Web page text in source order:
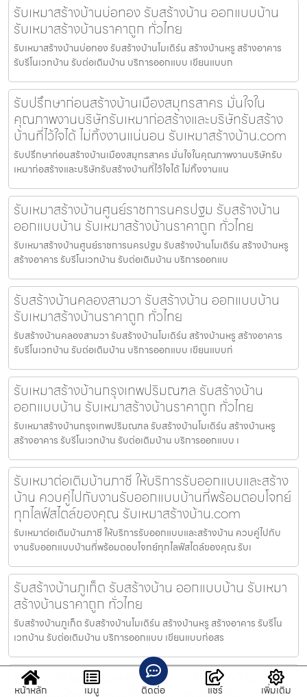
รับเหมาสร้างบ้านบ่อทอง รับสร้างบ้าน ออกแบบบ้าน
รับเหมาสร้างบ้านราคาถูก ทั่วไทย
รับเหมาสร้างบ้านบ่อทอง รับสร้างบ้านโมเดิร์น สร้างบ้านหรู สร้างอาคาร
รับรีโนเวทบ้าน รับต่อเติมบ้าน บริการออกแบบ เขียนแบบก
รับปรึกษาก่อนสร้างบ้านเมืองสมุทรสาคร มั่นใจใน
คุณภาพงานบริษัทรับเหมาก่อสร้างและบริษัทรับสร้าง
บ้านที่ไว้ใจได้ ไม่ทิ้งงานแน่นอน รับเหมาสร้างบ้าน.com
รับปรึกษาก่อนสร้างบ้านเมืองสมุทรสาคร มั่นใจในคุณภาพงานบริษัทรับ
เหมาก่อสร้างและบริษัทรับสร้างบ้านที่ไว้ใจได้ ไม่ทิ้งงานแน
รับเหมาสร้างบ้านศูนย์ราชการนครปฐม รับสร้างบ้าน
ออกแบบบ้าน รับเหมาสร้างบ้านราคาถูก ทั่วไทย
รับเหมาสร้างบ้านศูนย์ราชการนครปฐม รับสร้างบ้านโมเดิร์น สร้างบ้านหรู
สร้างอาคาร รับรีโนเวทบ้าน รับต่อเติมบ้าน บริการออกแบ
รับสร้างบ้านคลองสามวา รับสร้างบ้าน ออกแบบบ้าน
รับเหมาสร้างบ้านราคาถูก ทั่วไทย
รับสร้างบ้านคลองสามวา รับสร้างบ้านโมเดิร์น สร้างบ้านหรู สร้างอาคาร
รับรีโนเวทบ้าน รับต่อเติมบ้าน บริการออกแบบ เขียนแบบก่
รับเหมาสร้างบ้านกรุงเทพปริมณฑล รับสร้างบ้าน
ออกแบบบ้าน รับเหมาสร้างบ้านราคาถูก ทั่วไทย
รับเหมาสร้างบ้านกรุงเทพปริมณฑล รับสร้างบ้านโมเดิร์น สร้างบ้านหรู
สร้างอาคาร รับรีโนเวทบ้าน รับต่อเติมบ้าน บริการออกแบบ เ
รับเหมาต่อเติมบ้านภาชี ให้บริการรับออกแบบและสร้าง
บ้าน ควบคู่ไปกับงานรับออกแบบบ้านที่พร้อมตอบโจทย์
ทุกไลฟ์สไตล์ของคุณ รับเหมาสร้างบ้าน.com
รับเหมาต่อเติมบ้านภาชี ให้บริการรับออกแบบและสร้างบ้าน ควบคู่ไปกับ
งานรับออกแบบบ้านที่พร้อมตอบโจทย์ทุกไลฟ์สไตล์ของคุณ รับเ
รับสร้างบ้านภูเก็ต รับสร้างบ้าน ออกแบบบ้าน รับเหมา
สร้างบ้านราคาถูก ทั่วไทย
รับสร้างบ้านภูเก็ต รับสร้างบ้านโมเดิร์น สร้างบ้านหรู สร้างอาคาร รับรีโน
เวทบ้าน รับต่อเติมบ้าน บริการออกแบบ เขียนแบบก่อสร
รับเหมาสร้างบ้านนครศรีธรรมราช รับสร้างบ้าน
หน้าหลัก เมนู ติดต่อ แชร์ เพิ่มเติม